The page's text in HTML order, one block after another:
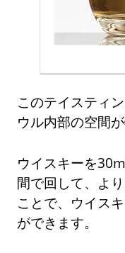
このテイスティ
ウル内部の空間が
ウイスキーを
間で回して、よ
ことで、ウイス
ができます。